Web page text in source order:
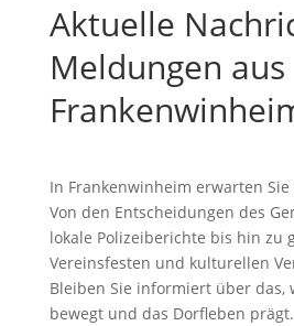
Aktuelle
Meldungen aus
In Frankenwinheim erwarten
Von den Entscheidungen des
lokale Polizeiberichte bis hin zu
Vereinsfesten und kulturellen
Bleiben Sie informiert über das,
bewegt und das Dorfleben prägt.